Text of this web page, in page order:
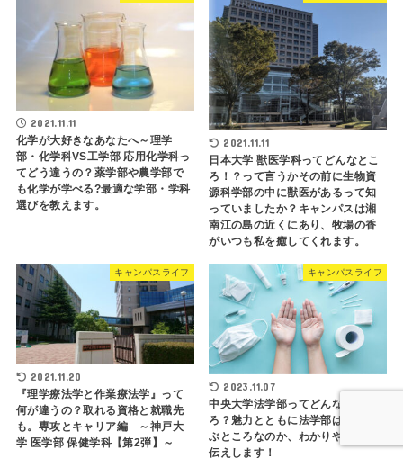
2021.11.11
化学が大好きなあなたへ～理学
部・化学科VS工学部 応用化学科っ
てどう違うの？薬学部や農学部で
も化学が学べる?最適な学部・学科
選びを教えます。
2021.11.11
日本大学 獣医学科ってどんなとこ
ろ！？って言うかその前に生物資
源科学部の中に獣医があるって知
っていましたか？キャンパスは湘
南江の島の近くにあり、牧場の香
がいつも私を癒してくれます。
キャンパスライフ
2021.11.20
『理学療法学と作業療法学』って
何が違うの？取れる資格と就職先
も。専攻とキャリア編 ～神戸大
学 医学部 保健学科【第2弾】～
キャンパスライフ
2023.11.07
中央大学法学部ってどんなとこ
ろ？魅力とともに法学部は何を学
ぶところなのか、わかりやすくお
伝えします！